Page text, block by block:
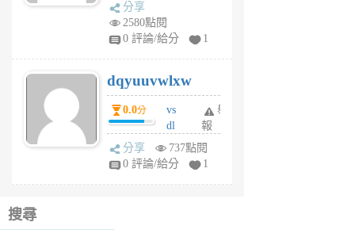
tu
6
個
月
前
分享
2580點閱
0 評論/給分
1
dqyuuvwlxw
0.0分
vs
dl
sq
fy
舉
報
分享
737點閱
0 評論/給分
1
搜尋